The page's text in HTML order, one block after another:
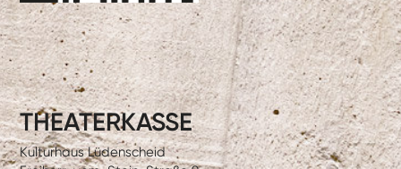
THEATERKASSE
Kulturhaus Lüdenscheid